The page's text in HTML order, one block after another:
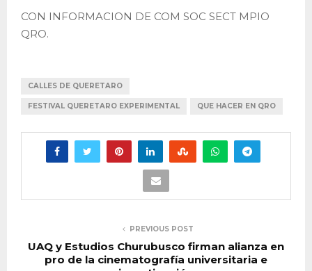
CON INFORMACION DE COM SOC SECT MPIO
QRO.
CALLES DE QUERETARO
FESTIVAL QUERETARO EXPERIMENTAL QUE HACER EN QRO
PREVIOUS POST
UAQ y Estudios Churubusco firman alianza en
pro de la cinematografía universitaria e